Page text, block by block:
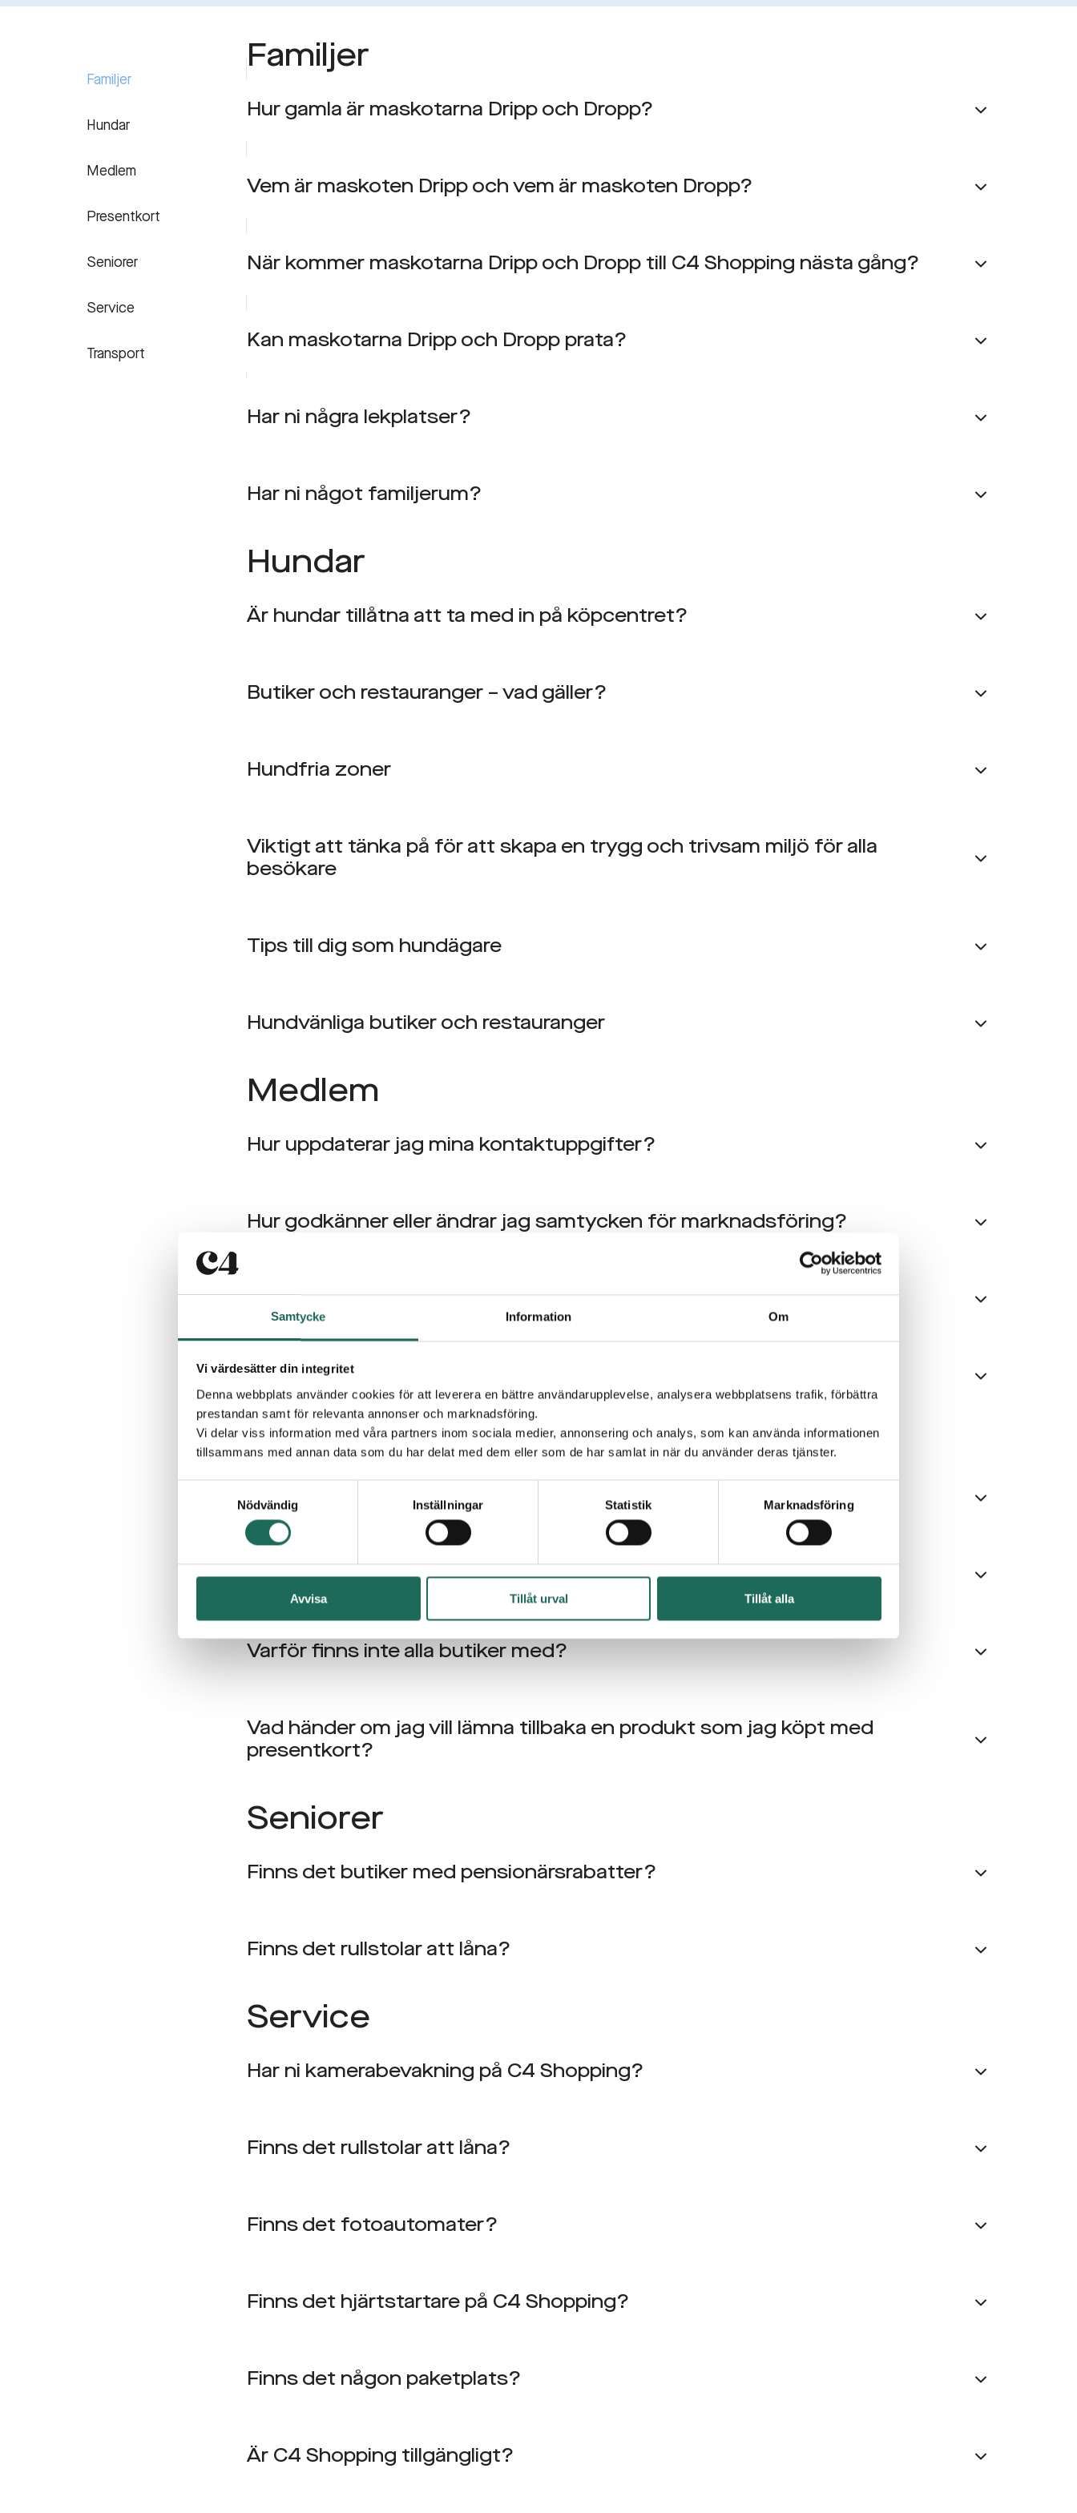
Samtycke Information Om
Vi värdesätter din integritet
Denna webbplats använder cookies för att leverera en bättre användarupplevelse, analysera webbplatsens trafik, förbättra
prestandan samt för relevanta annonser och marknadsföring.
Vi delar viss information med våra partners inom sociala medier, annonsering och analys, som kan använda informationen
tillsammans med annan data som du har delat med dem eller som de har samlat in när du använder deras tjänster.
Nödvändig
Inställningar Statistik Marknadsföring
Avvisa Tillåt urval Tillåt alla
Familjer
Hundar
Medlem
Presentkort
Seniorer
Service
Transport
Familjer
Hur gamla är maskotarna Dripp och Dropp?
Vem är maskoten Dripp och vem är maskoten Dropp?
När kommer maskotarna Dripp och Dropp till C4 Shopping nästa gång?
Kan maskotarna Dripp och Dropp prata?
Har ni några lekplatser?
Har ni något familjerum?
Hundar
Är hundar tillåtna att ta med in på köpcentret?
Butiker och restauranger – vad gäller?
Hundfria zoner
Viktigt att tänka på för att skapa en trygg och trivsam miljö för alla
besökare
Tips till dig som hundägare
Hundvänliga butiker och restauranger
Medlem
Hur uppdaterar jag mina kontaktuppgifter?
Hur godkänner eller ändrar jag samtycken för marknadsföring?
Hur ändrar jag mina samtycken – steg för steg?
Kan jag välja bort all marknadsföring?
Presentkort
Hur länge är ett presentkort giltigt?
Hur laddar jag ett presentkort?
Varför finns inte alla butiker med?
Vad händer om jag vill lämna tillbaka en produkt som jag köpt med
presentkort?
Seniorer
Finns det butiker med pensionärsrabatter?
Finns det rullstolar att låna?
Service
Har ni kamerabevakning på C4 Shopping?
Finns det rullstolar att låna?
Finns det fotoautomater?
Finns det hjärtstartare på C4 Shopping?
Finns det någon paketplats?
Är C4 Shopping tillgängligt?